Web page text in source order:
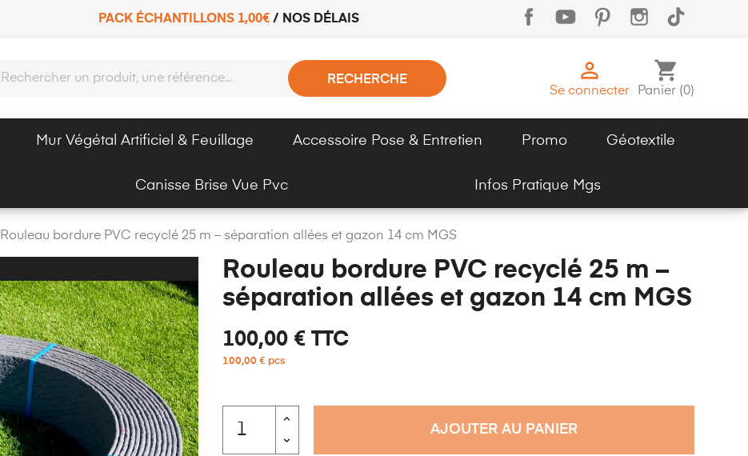
PACK ÉCHANTILLONS 1,00€ / NOS DÉLAIS
RECHERCHE 
Se connecter
shopping_cart
Panier (0)
Mur Végétal Artificiel & Feuillage Accessoire Pose & Entretien Promo Géotextile
Canisse Brise Vue Pvc Infos Pratique Mgs
Rouleau bordure PVC recyclé 25 m – séparation allées et gazon 14 cm MGS
Rouleau bordure PVC recyclé 25 m –
séparation allées et gazon 14 cm MGS
100,00 € TTC
100,00 € pcs
AJOUTER AU PANIER